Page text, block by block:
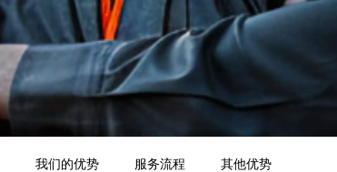
我们的优势 服务流程 其他优势